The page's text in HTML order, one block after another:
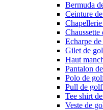
Bermuda
Ceinture
Echarpe
Gilet de
Haut
Pantalon
Polo de
Pull de
Tee shirt
Veste de